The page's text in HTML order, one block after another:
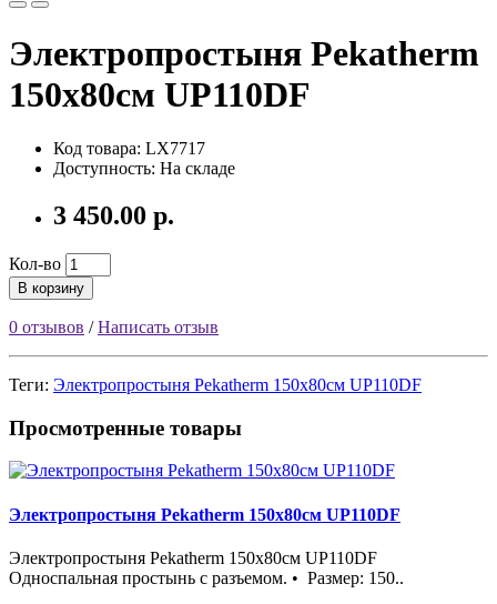
Электропростыня Pekatherm
150х80см UP110DF
Код товара: LX7717
Доступность: На складе
3 450.00 р.
Кол-во
В корзину
0 отзывов /Написать отзыв
Теги: Электропростыня Pekatherm 150х80см UP110DF
Просмотренные товары
Электропростыня Pekatherm 150х80см UP110DF
Электропростыня Pekatherm 150х80см UP110DF
Односпальная простынь с разъемом. • Размер: 150..